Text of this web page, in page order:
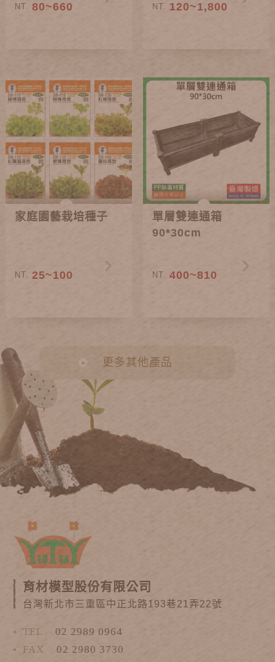
NT. 80~660 NT. 120~1,800
家庭園藝栽培種子
NT. 25~100
單層雙連通箱
90*30cm
NT. 400~810
更多其他產品
育材模型股份有限公司
台灣新北市三重區中正北路193巷21弄22號
TEL
02 2989 0964
FAX
02 2980 3730